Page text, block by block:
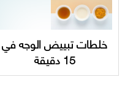
خلطات تبييض الوجه في
15 دقيقة